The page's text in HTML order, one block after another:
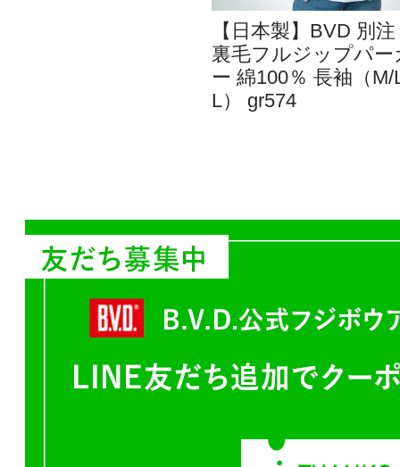
【日本製】BVD 別
裏毛フルジップパー
ー 綿100％ 長袖（M/
L） gr574